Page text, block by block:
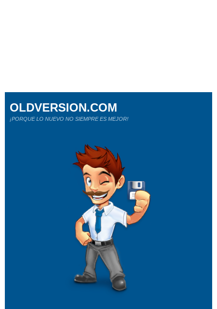
OLDVERSION.COM
¡PORQUE LO NUEVO NO SIEMPRE ES MEJOR!